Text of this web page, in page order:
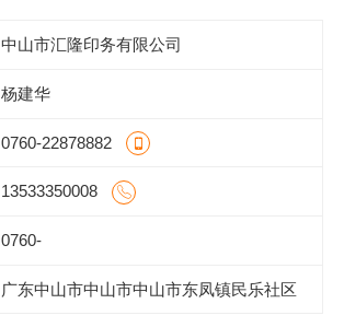
中山市汇隆印务有限公司
杨建华
0760-22878882
13533350008
0760-
广东中山市中山市中山市东凤镇民乐社区